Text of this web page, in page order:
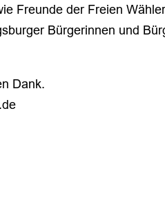
Freunde der Freien
Bürgerinnen und
Dank.